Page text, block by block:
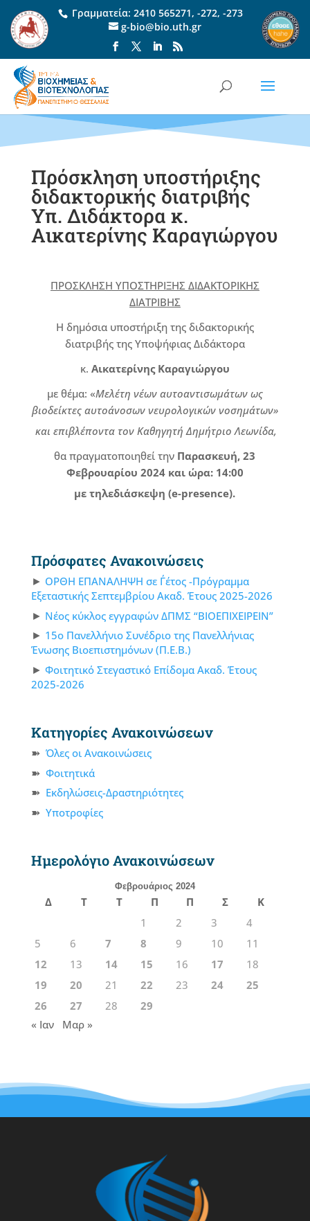
Γραμματεία: 2410 565271, -272, -273
g-bio@bio.uth.gr
Πρόσκληση υποστήριξης
διδακτορικής διατριβής
Υπ. Διδάκτορα κ.
Αικατερίνης Καραγιώργου
ΠΡΟΣΚΛΗΣΗ ΥΠΟΣΤΗΡΙΞΗΣ ΔΙΔΑΚΤΟΡΙΚΗΣ
ΔΙΑΤΡΙΒΗΣ
Η δημόσια υποστήριξη της διδακτορικής
διατριβής της Υποψήφιας Διδάκτορα
κ. Αικατερίνης Καραγιώργου
με θέμα: «Μελέτη νέων αυτοαντισωμάτων ως
βιοδείκτες αυτοάνοσων νευρολογικών νοσημάτων»
και επιβλέποντα τον Καθηγητή Δημήτριο Λεωνίδα,
θα πραγματοποιηθεί την Παρασκευή, 23
Φεβρουαρίου 2024 και ώρα: 14:00
με τηλεδιάσκεψη (e-presence).
Πρόσφατες Ανακοινώσεις
ΟΡΘΗ ΕΠΑΝΑΛΗΨΗ σε Γ΄έτος -Πρόγραμμα
Εξεταστικής Σεπτεμβρίου Ακαδ. Έτους 2025-2026
Νέος κύκλος εγγραφών ΔΠΜΣ “ΒΙΟΕΠΙΧΕΙΡΕΙΝ”
15ο Πανελλήνιο Συνέδριο της Πανελλήνιας
Ένωσης Βιοεπιστημόνων (Π.Ε.Β.)
Φοιτητικό Στεγαστικό Επίδομα Ακαδ. Έτους
2025-2026
Κατηγορίες Ανακοινώσεων
Όλες οι Ανακοινώσεις
Φοιτητικά
Εκδηλώσεις-Δραστηριότητες
Υποτροφίες
Ημερολόγιο Ανακοινώσεων
Φεβρουάριος 2024
Δ Τ Τ Π Π Σ
Κ
1
2 3
4
5
6 7 8 9 10
11
12
13 14 15 16 17
18
19
20 21 22 23 24
25
26
27 28
29
« Ιαν
Μαρ »